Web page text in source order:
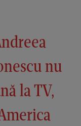
nu
la TV,